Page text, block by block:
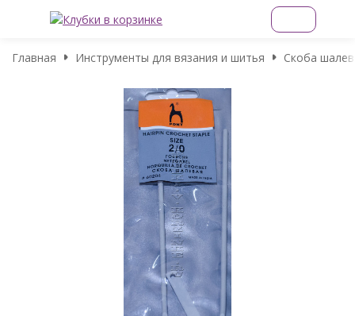
Главная Инструменты для вязания и шитья Скоба